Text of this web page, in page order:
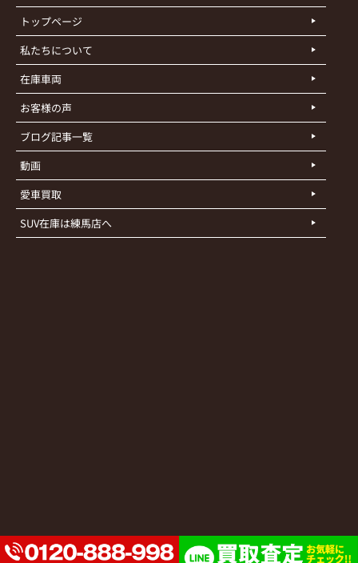
トップページ
私たちについて
在庫車両
お客様の声
ブログ記事一覧
動画
愛車買取
SUV在庫は練馬店へ